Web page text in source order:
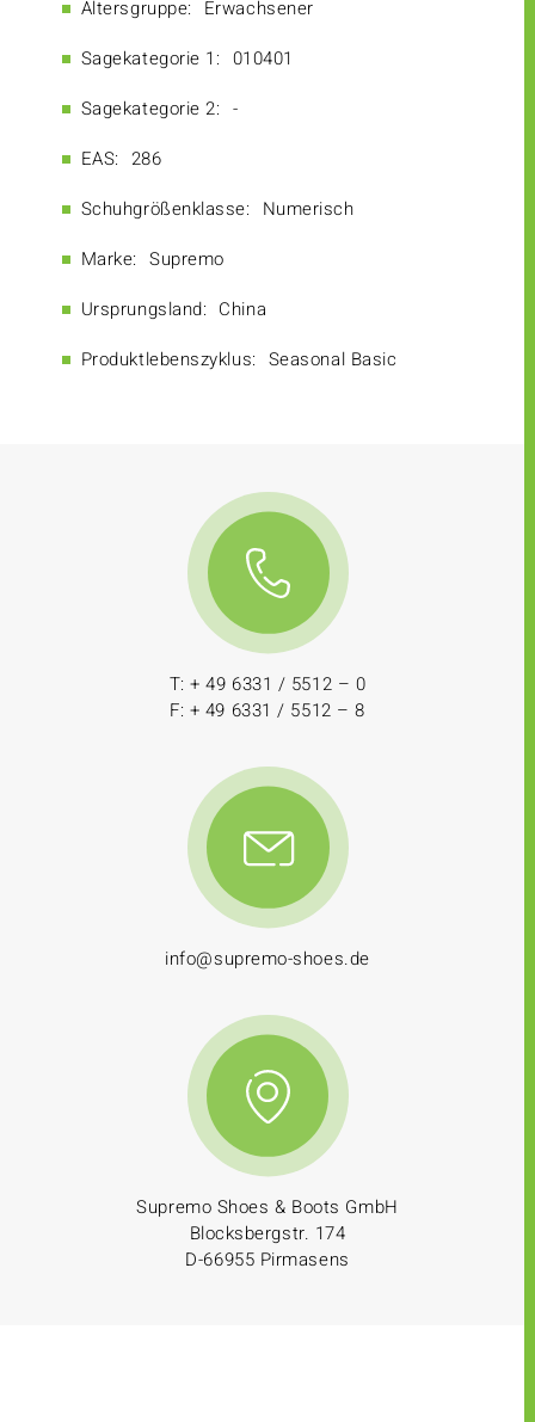
Altersgruppe: Erwachsener
Sagekategorie 1: 010401
Sagekategorie 2: -
EAS: 286
Schuhgrößenklasse: Numerisch
Marke: Supremo
Ursprungsland: China
Produktlebenszyklus: Seasonal Basic
T: + 49 6331 / 5512 – 0
F: + 49 6331 / 5512 – 8
info@supremo-shoes.de
Supremo Shoes & Boots GmbH
Blocksbergstr. 174
D-66955 Pirmasens